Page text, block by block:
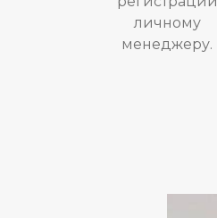
личному
менеджеру.